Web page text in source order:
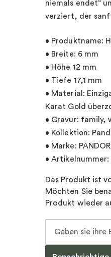
niemals endet“
verziert, der
• Produktname:
• Breite: 6 mm
• Höhe 12 mm
• Tiefe 17,1 mm
• Material:
Karat Gold
• Gravur: family,
• Kollektion:
• Marke:
• Artikelnummer:
Das Produkt ist
Möchten Sie
Produkt wieder